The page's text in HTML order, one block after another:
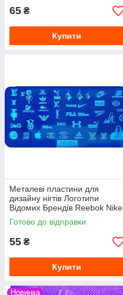
65 ₴
Купити
Металеві пластини для
дизайну нігтів Логотипи
Відомих Брендів Reebok Nike
Adidas Стемпинг пластини
Готово до відправки
55 ₴
Купити
Новинка